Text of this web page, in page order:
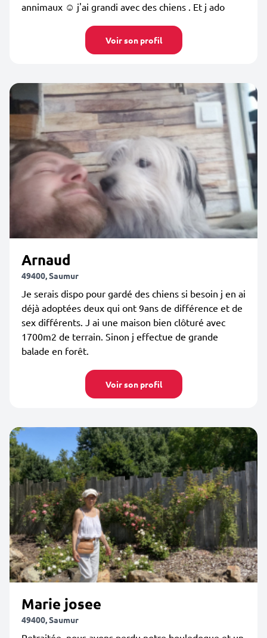
annimaux ☺️ j'ai grandi avec des chiens . Et j ado
Voir son profil
Arnaud
49400, Saumur
Je serais dispo pour gardé des chiens si besoin j en ai
déjà adoptées deux qui ont 9ans de différence et de
sex différents. J ai une maison bien clôturé avec
1700m2 de terrain. Sinon j effectue de grande
balade en forêt.
Voir son profil
Marie josee
49400, Saumur